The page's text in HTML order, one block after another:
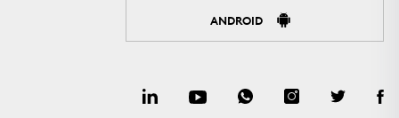
ANDROID